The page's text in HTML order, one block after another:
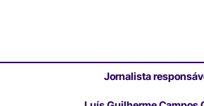
Jornalista